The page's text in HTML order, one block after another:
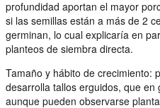
profundidad aportan el mayor
si las semillas están a más de 2
germinan, lo cual explicaría en
planteos de siembra directa.
Tamaño y hábito de crecimiento:
desarrolla tallos erguidos, que
aunque pueden observarse